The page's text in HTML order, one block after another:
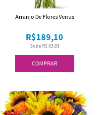
COMPRAR
3x de R$ 63,03
R$189,10
Arranjo De Flores Venus